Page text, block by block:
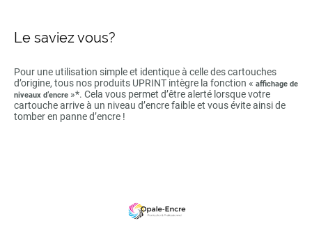
Le saviez vous?
Pour une utilisation simple et identique à celle des cartouches
d’origine, tous nos produits UPRINT intègre la fonction « affichage de
niveaux d’encre »*. Cela vous permet d’être alerté lorsque votre
cartouche arrive à un niveau d’encre faible et vous évite ainsi de
tomber en panne d’encre !